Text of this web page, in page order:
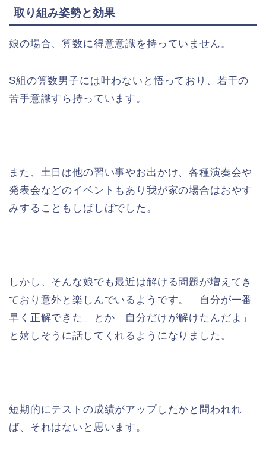
取り組み姿勢と効果
娘の場合、算数に得意意識を持っていません。
S組の算数男子には叶わないと悟っており、若干の
苦手意識すら持っています。
また、土日は他の習い事やお出かけ、各種演奏会や
発表会などのイベントもあり我が家の場合はおやす
みすることもしばしばでした。
しかし、そんな娘でも最近は解ける問題が増えてき
ており意外と楽しんでいるようです。「自分が一番
早く正解できた」とか「自分だけが解けたんだよ」
と嬉しそうに話してくれるようになりました。
短期的にテストの成績がアップしたかと問われれ
ば、それはないと思います。